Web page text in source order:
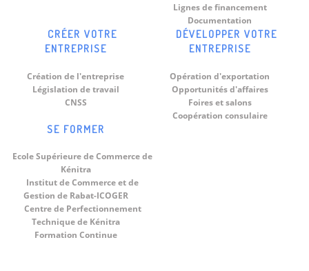
Lignes de financement
Documentation
CRÉER VOTRE
ENTREPRISE
Création de l'entreprise
Législation de travail
CNSS
DÉVELOPPER VOTRE
ENTREPRISE
Opération d'exportation
Opportunités d'affaires
Foires et salons
Coopération consulaire
SE FORMER
Ecole Supérieure de Commerce de
Kénitra
Institut de Commerce et de
Gestion de Rabat-ICOGER
Centre de Perfectionnement
Technique de Kénitra
Formation Continue